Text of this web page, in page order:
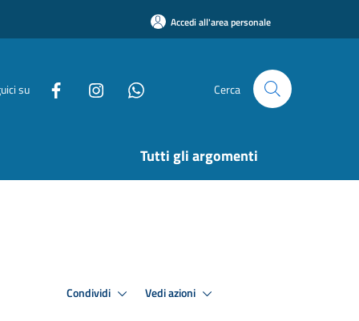
Accedi all'area personale
su Cerca
Tutti gli argomenti
Condividi Vedi azioni